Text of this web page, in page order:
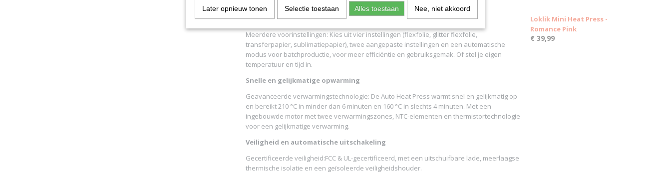
Veelzijdige verwarmingsstanden
Meerdere voorinstellingen: Kies uit vier instellingen (flexfolie, glitter flexfolie,
transferpapier, sublimatiepapier), twee aangepaste instellingen en een automatische
modus voor batchproductie, voor meer efficiëntie en gebruiksgemak. Of stel je eigen
temperatuur en tijd in.
Snelle en gelijkmatige opwarming
Geavanceerde verwarmingstechnologie: De Auto Heat Press warmt snel en gelijkmatig op
en bereikt 210 °C in minder dan 6 minuten en 160 °C in slechts 4 minuten. Met een
ingebouwde motor met twee verwarmingszones, NTC-elementen en thermistortechnologie
voor een gelijkmatige verwarming.
Veiligheid en automatische uitschakeling
Gecertificeerde veiligheid:FCC & UL-gecertificeerd, met een uitschuifbare lade, meerlaagse
thermische isolatie en een geïsoleerde veiligheidshouder.
Loklik Mini Heat Press -
Romance Pink
€ 39,99
Later opnieuw tonen Selectie toestaan Alles toestaan Nee, niet akkoord